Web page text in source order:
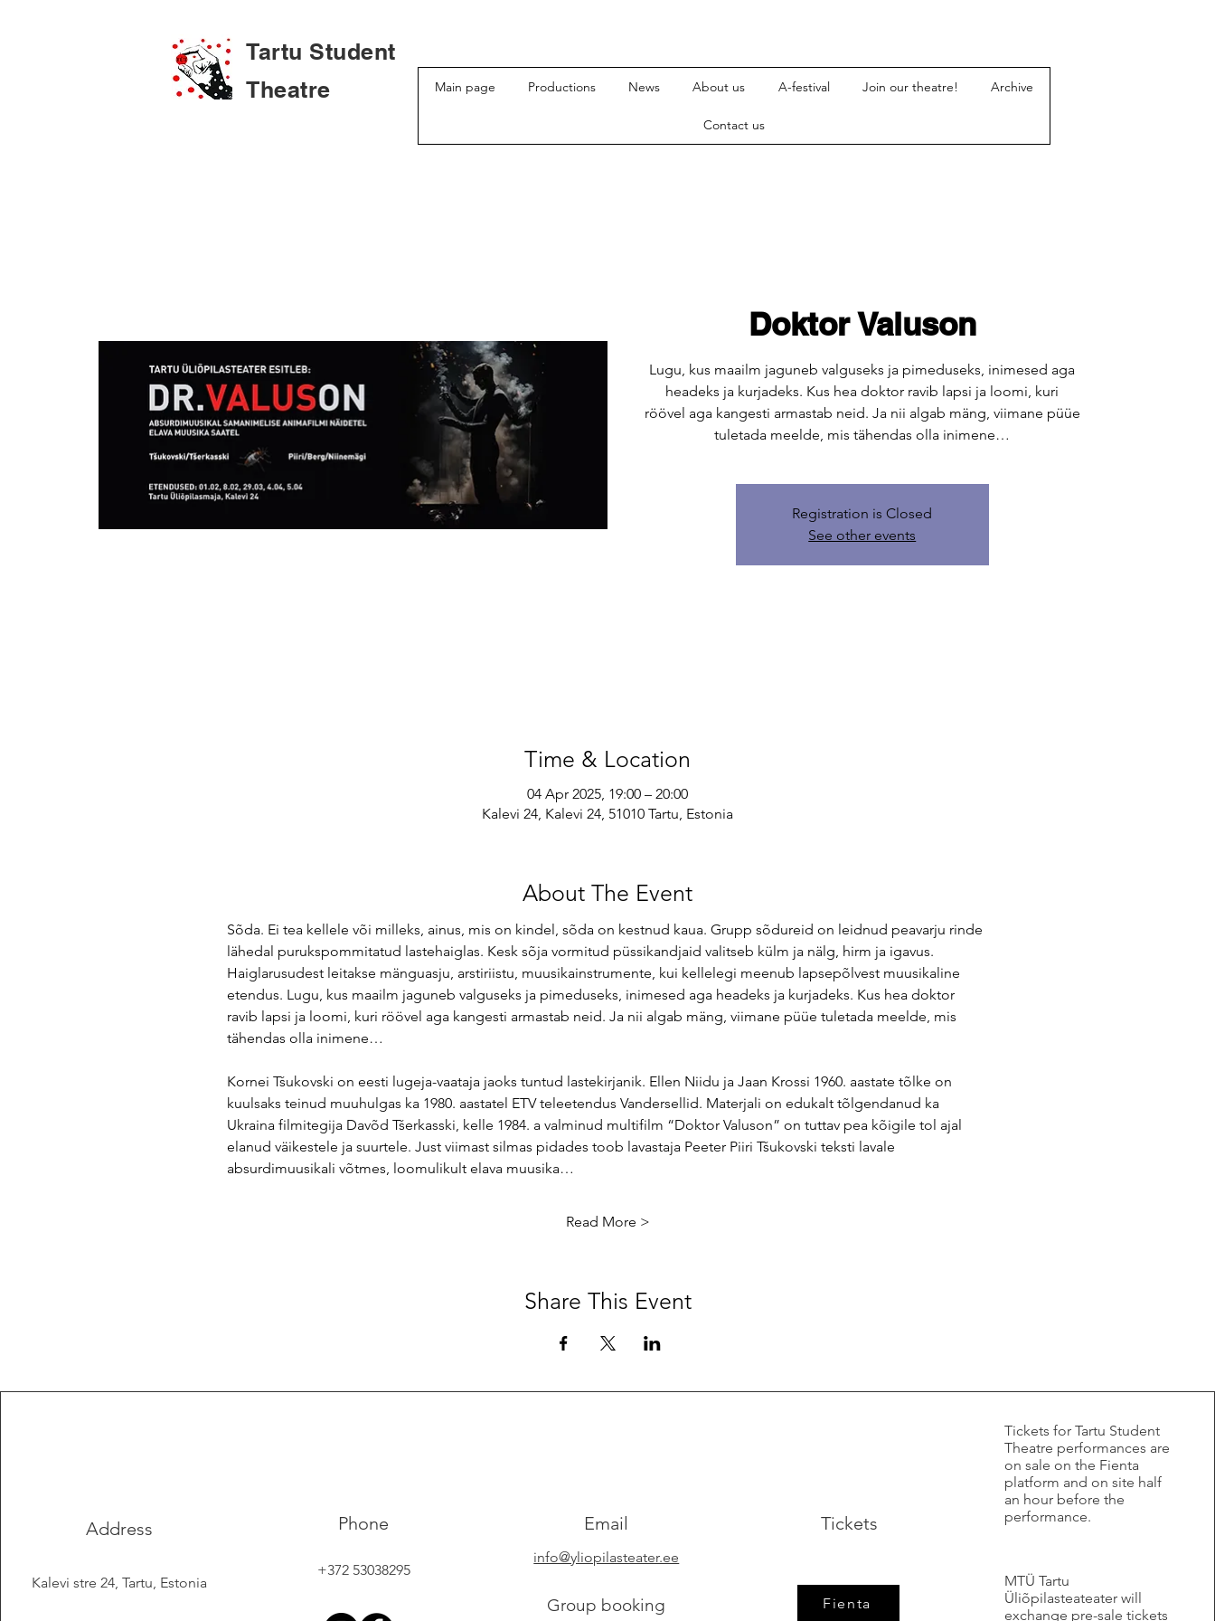
Tartu Student
Theatre
Main page Productions News About us A-festival Join our theatre! Archive
Contact us
Doktor Valuson
Lugu, kus maailm jaguneb valguseks ja pimeduseks, inimesed aga
headeks ja kurjadeks. Kus hea doktor ravib lapsi ja loomi, kuri
röövel aga kangesti armastab neid. Ja nii algab mäng, viimane püüe
tuletada meelde, mis tähendas olla inimene…
Registration is Closed
See other events
Time & Location
04 Apr 2025, 19:00 – 20:00
Kalevi 24, Kalevi 24, 51010 Tartu, Estonia
About The Event
Sõda. Ei tea kellele või milleks, ainus, mis on kindel, sõda on kestnud kaua. Grupp sõdureid on leidnud peavarju rinde
lähedal purukspommitatud lastehaiglas. Kesk sõja vormitud püssikandjaid valitseb külm ja nälg, hirm ja igavus.
Haiglarusudest leitakse mänguasju, arstiriistu, muusikainstrumente, kui kellelegi meenub lapsepõlvest muusikaline
etendus. Lugu, kus maailm jaguneb valguseks ja pimeduseks, inimesed aga headeks ja kurjadeks. Kus hea doktor
ravib lapsi ja loomi, kuri röövel aga kangesti armastab neid. Ja nii algab mäng, viimane püüe tuletada meelde, mis
tähendas olla inimene…
Kornei Tšukovski on eesti lugeja-vaataja jaoks tuntud lastekirjanik. Ellen Niidu ja Jaan Krossi 1960. aastate tõlke on
kuulsaks teinud muuhulgas ka 1980. aastatel ETV teleetendus Vandersellid. Materjali on edukalt tõlgendanud ka
Ukraina filmitegija Davõd Tšerkasski, kelle 1984. a valminud multifilm “Doktor Valuson” on tuttav pea kõigile tol ajal
elanud väikestele ja suurtele. Just viimast silmas pidades toob lavastaja Peeter Piiri Tšukovski teksti lavale
absurdimuusikali võtmes, loomulikult elava muusika…
Read More >
Share This Event
Address
Kalevi stre 24, Tartu, Estonia
Phone
+372 53038295
Email
info@yliopilasteater.ee
Group booking
Tickets
Fienta
​Tickets for Tartu Student
Theatre performances are
on sale on the Fienta
platform and on site half
an hour before the
performance.
MTÜ Tartu
Üliõpilasteateater will
exchange pre-sale tickets